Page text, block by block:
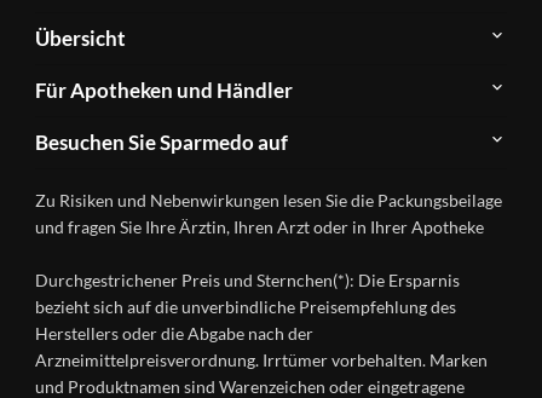
Über
Sparmedo
FAQ
Kontakt
Datenschutz
Nutzungsbedingungen
Übersicht
Herstellerverzeichnis
Produkte
A-
Ratgeber
Wirkstoffe
Gesundheitsmagazin
Für Apotheken und Händler
&
Händlerlogin
Besuchen Sie Sparmedo auf
Instagram
Zu Risiken und Nebenwirkungen lesen Sie die Packungsbeilage
und fragen Sie Ihre Ärztin, Ihren Arzt oder in Ihrer Apotheke
Durchgestrichener Preis und Sternchen(*): Die Ersparnis
bezieht sich auf die unverbindliche Preisempfehlung des
Herstellers oder die Abgabe nach der
Arzneimittelpreisverordnung. Irrtümer vorbehalten. Marken
und Produktnamen sind Warenzeichen oder eingetragene